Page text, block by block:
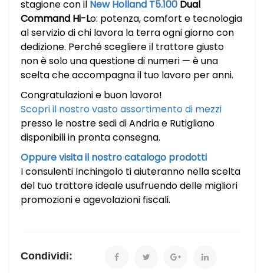
stagione con il New Holland T5.100 Dual
Command Hi-Lo: potenza, comfort e tecnologia
al servizio di chi lavora la terra ogni giorno con
dedizione. Perché scegliere il trattore giusto
non è solo una questione di numeri — è una
scelta che accompagna il tuo lavoro per anni.
Congratulazioni e buon lavoro!
Scopri il nostro vasto assortimento di mezzi
presso le nostre sedi di Andria e Rutigliano
disponibili in pronta consegna.
Oppure visita il nostro catalogo prodotti
I consulenti Inchingolo ti aiuteranno nella scelta
del tuo trattore ideale usufruendo delle migliori
promozioni e agevolazioni fiscali.
Condividi: